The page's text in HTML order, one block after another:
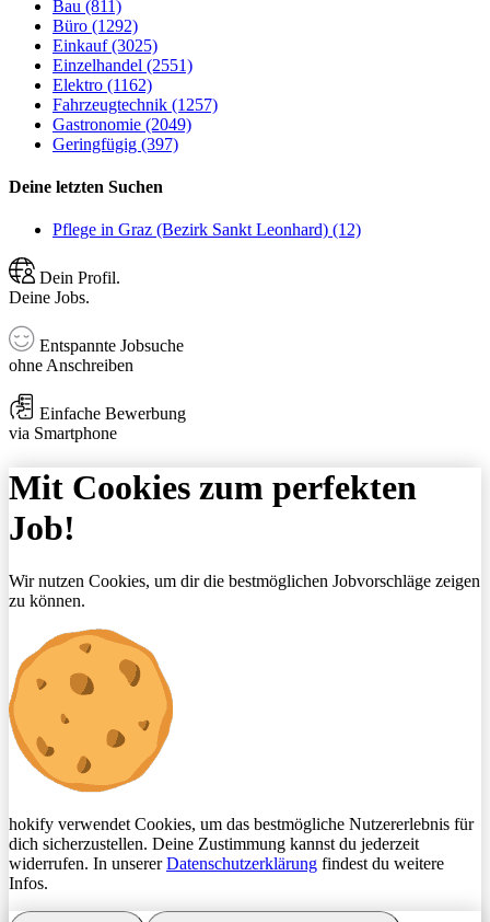
Bau (811)
Büro (1292)
Einkauf (3025)
Einzelhandel (2551)
Elektro (1162)
Fahrzeugtechnik (1257)
Gastronomie (2049)
Geringfügig (397)
Deine letzten Suchen
Pflege in Graz (Bezirk Sankt Leonhard) (12)
Dein Profil.
Deine Jobs.
Entspannte Jobsuche
ohne Anschreiben
Einfache Bewerbung
via Smartphone
Mit Cookies zum perfekten
Job!
Wir nutzen Cookies, um dir die bestmöglichen Jobvorschläge zeigen
zu können.
hokify verwendet Cookies, um das bestmögliche Nutzererlebnis für
dich sicherzustellen. Deine Zustimmung kannst du jederzeit
widerrufen. In unsererDatenschutzerklärung findest du weitere
Infos.